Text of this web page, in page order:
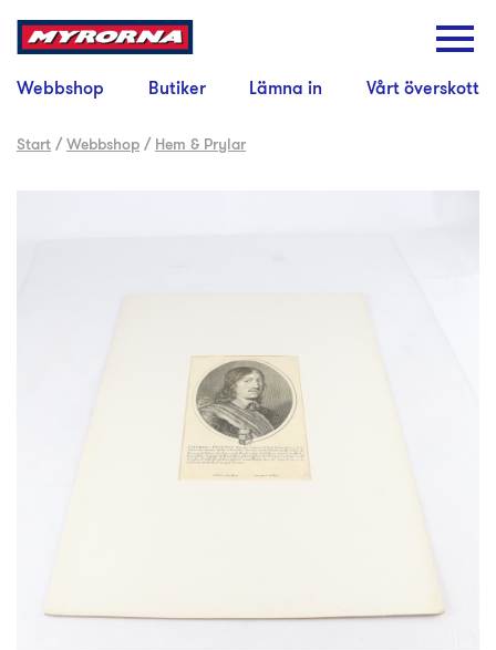
Webbshop Butiker Lämna in Vårt överskott
Start /Webbshop / Hem & Prylar